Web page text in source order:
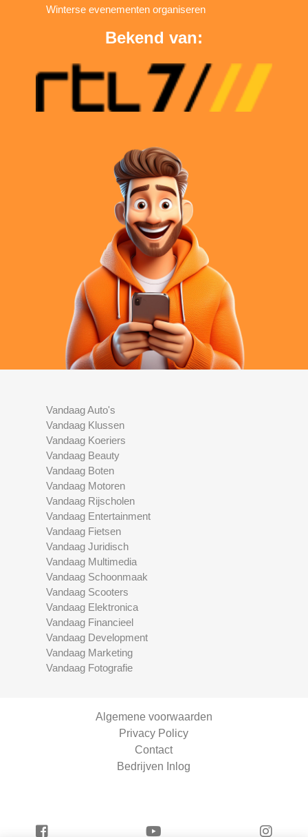
Winterse evenementen organiseren
Bekend van:
Vandaag Auto's
Vandaag Klussen
Vandaag Koeriers
Vandaag Beauty
Vandaag Boten
Vandaag Motoren
Vandaag Rijscholen
Vandaag Entertainment
Vandaag Fietsen
Vandaag Juridisch
Vandaag Multimedia
Vandaag Schoonmaak
Vandaag Scooters
Vandaag Elektronica
Vandaag Financieel
Vandaag Development
Vandaag Marketing
Vandaag Fotografie
Algemene voorwaarden
Privacy Policy
Contact
Bedrijven Inlog